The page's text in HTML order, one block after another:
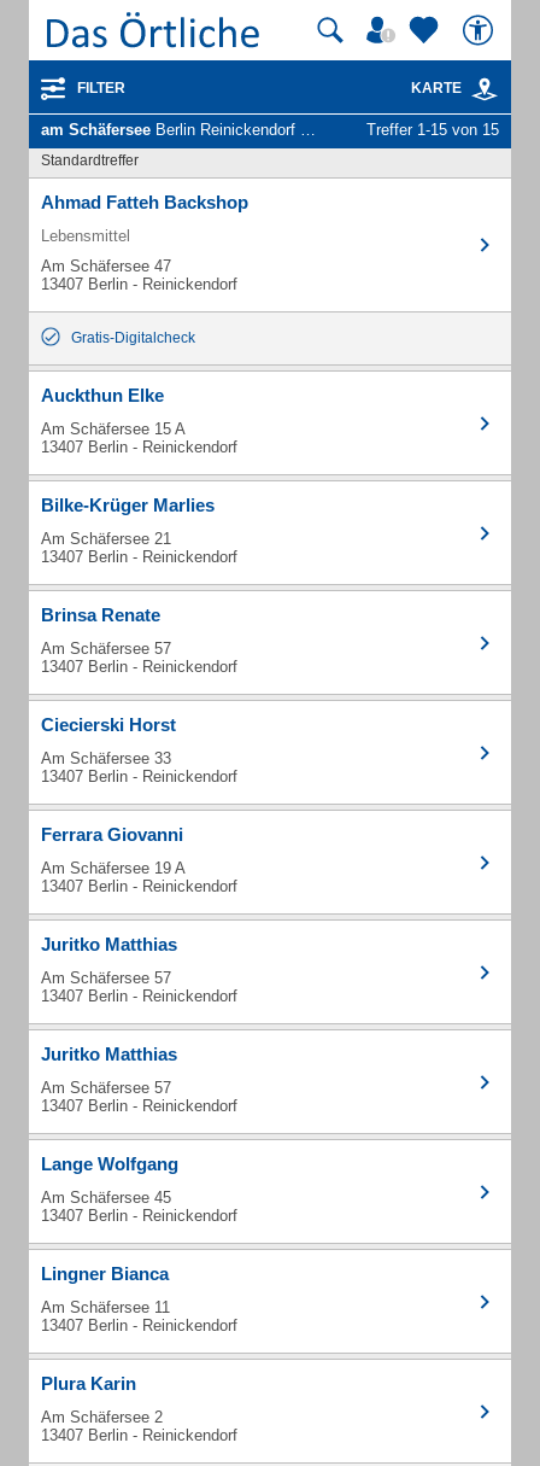
FILTER KARTE
am Schäfersee Berlin Reinickendorf - Unternehmen und Personen Treffer 1-15 von 15
Standardtreffer
Ahmad Fatteh Backshop
Lebensmittel
Am Schäfersee 47
13407 Berlin - Reinickendorf
Gratis-Digitalcheck
Auckthun Elke
Am Schäfersee 15 A
13407 Berlin - Reinickendorf
Bilke-Krüger Marlies
Am Schäfersee 21
13407 Berlin - Reinickendorf
Brinsa Renate
Am Schäfersee 57
13407 Berlin - Reinickendorf
Ciecierski Horst
Am Schäfersee 33
13407 Berlin - Reinickendorf
Ferrara Giovanni
Am Schäfersee 19 A
13407 Berlin - Reinickendorf
Juritko Matthias
Am Schäfersee 57
13407 Berlin - Reinickendorf
Juritko Matthias
Am Schäfersee 57
13407 Berlin - Reinickendorf
Lange Wolfgang
Am Schäfersee 45
13407 Berlin - Reinickendorf
Lingner Bianca
Am Schäfersee 11
13407 Berlin - Reinickendorf
Plura Karin
Am Schäfersee 2
13407 Berlin - Reinickendorf